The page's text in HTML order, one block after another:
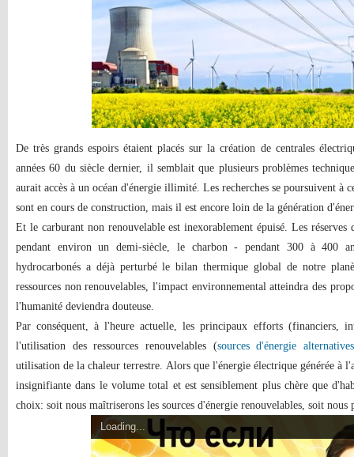
De très grands espoirs étaient placés sur la création de centrales
années 60 du siècle dernier, il semblait que plusieurs problèmes
aurait accès à un océan d'énergie illimité. Les recherches se poursuivent à
sont en cours de construction, mais il est encore loin de la génération
Et le carburant non renouvelable est inexorablement épuisé. Les réserves
pendant environ un demi-siècle, le charbon - pendant 300 à 400
hydrocarbonés a déjà perturbé le bilan thermique global de notre
ressources non renouvelables, l'impact environnemental atteindra des
l'humanité deviendra douteuse.
Par conséquent, à l'heure actuelle, les principaux efforts (financiers,
l'utilisation des ressources renouvelables (sources d'énergie alternatives
utilisation de la chaleur terrestre. Alors que l'énergie électrique générée à
insignifiante dans le volume total et est sensiblement plus chère que
choix: soit nous maîtriserons les sources d'énergie renouvelables, soit nous
Loading...